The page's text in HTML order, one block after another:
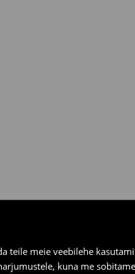
teile meie veebilehe
kuna me